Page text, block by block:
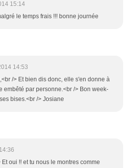
15:14
le temps frais !!! bonne journée
14:53
/> Et bien dis donc, elle s'en donne à
embêté par personne.<br /> Bon week-
bises.<br /> Josiane
oui !! et tu nous le montres comme